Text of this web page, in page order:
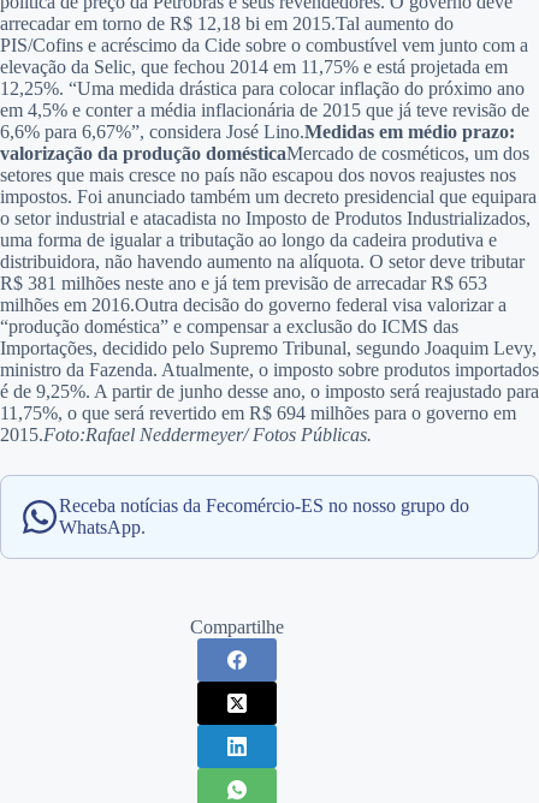
arrecadar em torno de R$ 12,18 bi em 2015.Tal aumento do
PIS/Cofins e acréscimo da Cide sobre o combustível vem junto com a
elevação da Selic, que fechou 2014 em 11,75% e está projetada em
12,25%. “Uma medida drástica para colocar inflação do próximo ano
em 4,5% e conter a média inflacionária de 2015 que já teve revisão de
6,6% para 6,67%”, considera José Lino.Medidas em médio prazo:
valorização da produção domésticaMercado de cosméticos, um dos
setores que mais cresce no país não escapou dos novos reajustes nos
impostos. Foi anunciado também um decreto presidencial que equipara
o setor industrial e atacadista no Imposto de Produtos Industrializados,
uma forma de igualar a tributação ao longo da cadeira produtiva e
distribuidora, não havendo aumento na alíquota. O setor deve tributar
R$ 381 milhões neste ano e já tem previsão de arrecadar R$ 653
milhões em 2016.Outra decisão do governo federal visa valorizar a
“produção doméstica” e compensar a exclusão do ICMS das
Importações, decidido pelo Supremo Tribunal, segundo Joaquim Levy,
ministro da Fazenda. Atualmente, o imposto sobre produtos importados
é de 9,25%. A partir de junho desse ano, o imposto será reajustado para
11,75%, o que será revertido em R$ 694 milhões para o governo em
2015.Foto:Rafael Neddermeyer/ Fotos Públicas.
Receba notícias da Fecomércio-ES no nosso grupo do
WhatsApp.
Compartilhe